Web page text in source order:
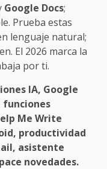
Google Docs;
Prueba estas
lenguaje natural;
El 2026 marca la
por ti.
IA, Google
funciones
Me Write
productividad
asistente
novedades.